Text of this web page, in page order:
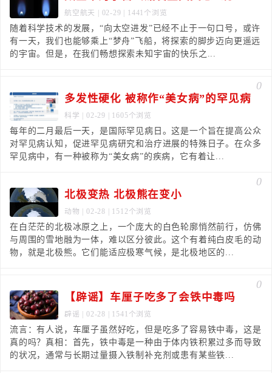
航空航天 | 02-29 | 1441个浏览
随着科学技术的发展，“向太空进发”已经不止于一句口号，或许
有一天，我们也能够乘上“梦舟”飞船，将探索的脚步迈向更遥远
的宇宙。但是，在我们畅想探索未知宇宙的快乐之...
0
多发性硬化 被称作“美女病”的罕见病
科学 | 02-29 | 1605个浏览
每年的二月最后一天，是国际罕见病日。这是一个旨在提高公众
对罕见病认知，促进罕见病研究和治疗进展的特殊日子。在众多
罕见病中，有一种被称为“美女病”的疾病，它有着让...
0
北极变热 北极熊在变小
动物 | 02-28 | 1512个浏览
在白茫茫的北极冰原之上，一个庞大的白色轮廓悄然前行，仿佛
与周围的雪地融为一体，难以区分彼此。这个有着纯白皮毛的动
物，就是北极熊。它们能适应极寒气候，是北极地区的...
0
【辟谣】车厘子吃多了会铁中毒吗
辟谣 | 02-28 | 1541个浏览
流言：有人说，车厘子虽然好吃，但是吃多了容易铁中毒，这是
真的吗？真相：首先，铁中毒是一种由于体内铁积累过多而导致
的状况，通常与长期过量摄入铁制补充剂或患有某些铁...